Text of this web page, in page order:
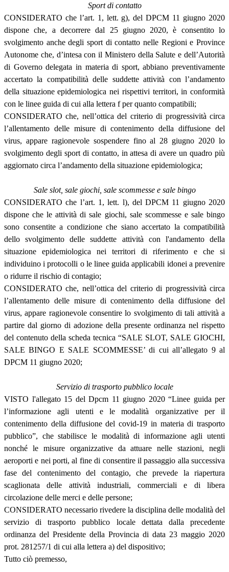
Sport di contatto
CONSIDERATO che l’art. 1, lett. g), del DPCM 11 giugno 2020
dispone che, a decorrere dal 25 giugno 2020, è consentito lo
svolgimento anche degli sport di contatto nelle Regioni e Province
Autonome che, d’intesa con il Ministero della Salute e dell’Autorità
di Governo delegata in materia di sport, abbiano preventivamente
accertato la compatibilità delle suddette attività con l’andamento
della situazione epidemiologica nei rispettivi territori, in conformità
con le linee guida di cui alla lettera f per quanto compatibili;
CONSIDERATO che, nell’ottica del criterio di progressività circa
l’allentamento delle misure di contenimento della diffusione del
virus, appare ragionevole sospendere fino al 28 giugno 2020 lo
svolgimento degli sport di contatto, in attesa di avere un quadro più
aggiornato circa l’andamento della situazione epidemiologica;
Sale slot, sale giochi, sale scommesse e sale bingo
CONSIDERATO che l’art. 1, lett. l), del DPCM 11 giugno 2020
dispone che le attività di sale giochi, sale scommesse e sale bingo
sono consentite a condizione che siano accertato la compatibilità
dello svolgimento delle suddette attività con l'andamento della
situazione epidemiologica nei territori di riferimento e che si
individuino i protocolli o le linee guida applicabili idonei a prevenire
o ridurre il rischio di contagio;
CONSIDERATO che, nell’ottica del criterio di progressività circa
l’allentamento delle misure di contenimento della diffusione del
virus, appare ragionevole consentire lo svolgimento di tali attività a
partire dal giorno di adozione della presente ordinanza nel rispetto
del contenuto della scheda tecnica “SALE SLOT, SALE GIOCHI,
SALE BINGO E SALE SCOMMESSE’ di cui all’allegato 9 al
DPCM 11 giugno 2020;
Servizio di trasporto pubblico locale
VISTO l'allegato 15 del Dpcm 11 giugno 2020 “Linee guida per
l’informazione agli utenti e le modalità organizzative per il
contenimento della diffusione del covid-19 in materia di trasporto
pubblico”, che stabilisce le modalità di informazione agli utenti
nonché le misure organizzative da attuare nelle stazioni, negli
aeroporti e nei porti, al fine di consentire il passaggio alla successiva
fase del contenimento del contagio, che prevede la riapertura
scaglionata delle attività industriali, commerciali e di libera
circolazione delle merci e delle persone;
CONSIDERATO necessario rivedere la disciplina delle modalità del
servizio di trasporto pubblico locale dettata dalla precedente
ordinanza del Presidente della Provincia di data 23 maggio 2020
prot. 281257/1 di cui alla lettera a) del dispositivo;
Tutto ciò premesso,